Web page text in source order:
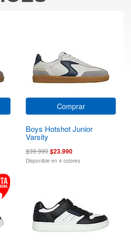
Comprar
Boys Hotshot Junior
Varsity
$39.990$23.990
Disponible en 4 colores